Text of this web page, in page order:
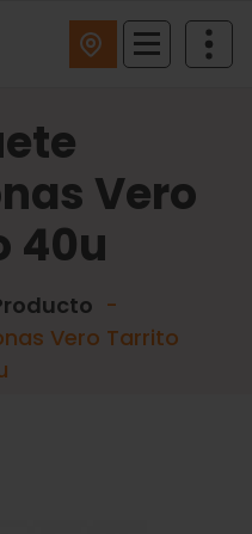
Vero
40u
-
Vero Tarrito